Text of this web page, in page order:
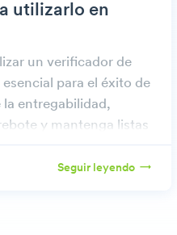
utilizarlo en
un verificador de
para el éxito de
entregabilidad,
y mantenga listas
precisas.
Seguir leyendo